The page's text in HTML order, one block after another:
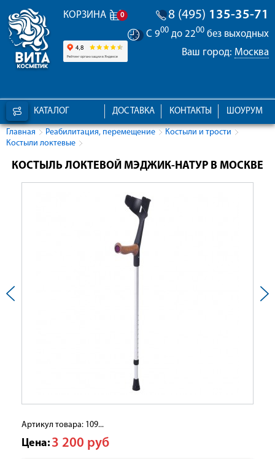
КОРЗИНА 0 8 (495) 135-35-71
С 900 до 2200 без выходных
Ваш город: Москва
КАТАЛОГ ШОУРУМ
КОНТАКТЫ
ДОСТАВКА
Главная Реабилитация, перемещение
Костыли и трости
Костыли локтевые
КОСТЫЛЬ ЛОКТЕВОЙ МЭДЖИК-НАТУР В МОСКВЕ
Артикул товара: 109...
Цена: 3 200 руб